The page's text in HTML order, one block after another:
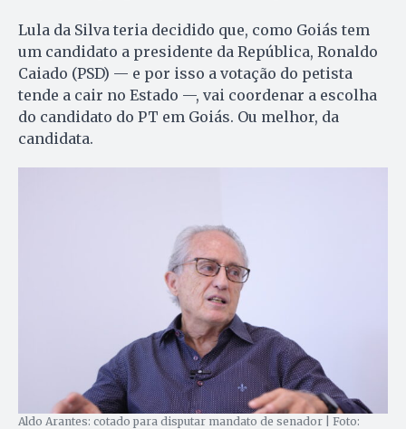
Lula da Silva teria decidido que, como Goiás tem
um candidato a presidente da República, Ronaldo
Caiado (PSD) — e por isso a votação do petista
tende a cair no Estado —, vai coordenar a escolha
do candidato do PT em Goiás. Ou melhor, da
candidata.
Aldo Arantes: cotado para disputar mandato de senador | Foto: